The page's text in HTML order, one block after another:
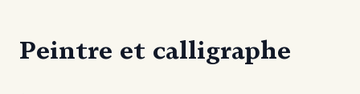
Peintre et calligraphe